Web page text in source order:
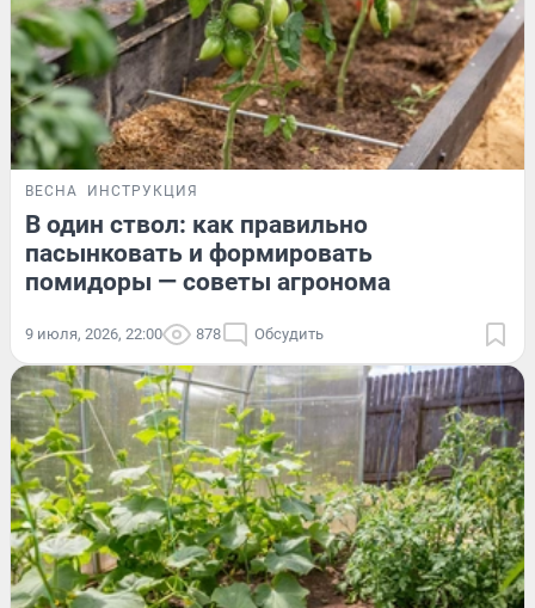
ВЕСНА ИНСТРУКЦИЯ
В один ствол: как правильно
пасынковать и формировать
помидоры — советы агронома
9 июля, 2026, 22:00 878 Обсудить